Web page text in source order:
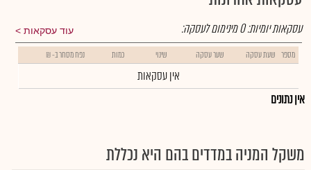
עוד עסקאות עסקאות יומיות:0מינימום לעסקה:
מספר שעת עסקה שער עסקה שינוי כמות נפח מסחר ב- ₪
אין עסקאות
אין נתונים
משקל המניה במדדים בהם היא נכללת